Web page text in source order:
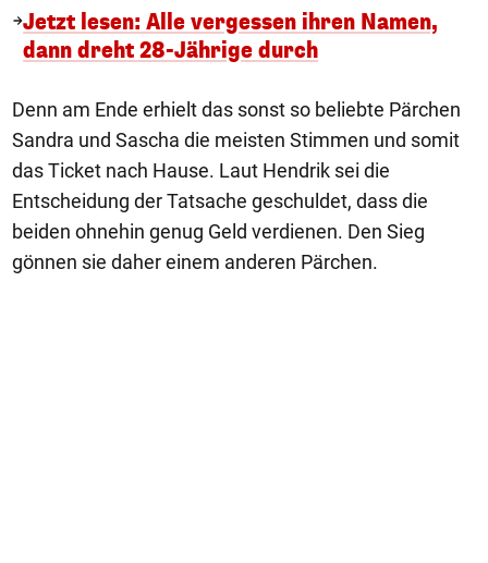
Jetzt lesen: Alle vergessen ihren Namen,
dann dreht 28-Jährige durch
Denn am Ende erhielt das sonst so beliebte Pärchen
Sandra und Sascha die meisten Stimmen und somit
das Ticket nach Hause. Laut Hendrik sei die
Entscheidung der Tatsache geschuldet, dass die
beiden ohnehin genug Geld verdienen. Den Sieg
gönnen sie daher einem anderen Pärchen.